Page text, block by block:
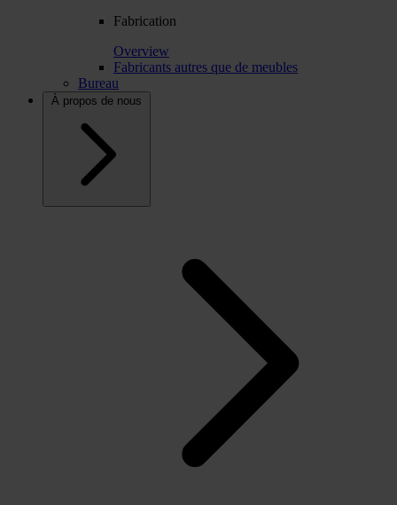
Fabrication
Overview
Fabricants autres que de meubles
Bureau
À propos de nous